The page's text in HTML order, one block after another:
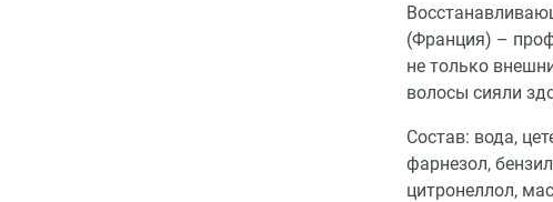
(Франция) –
не только
волосы сияли
Состав: вода,
фарнезол,
цитронеллол,